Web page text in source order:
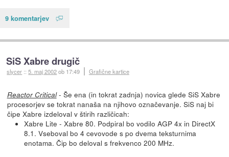
9 komentarjev
SiS Xabre drugič
slycer ::5. maj 2002ob 17:49 Grafične kartice
Reactor Critical- Še ena (in tokrat zadnja) novica glede SiS Xabre
procesorjev se tokrat nanaša na njihovo označevanje. SiS naj bi
čipe Xabre izdeloval v štirih različicah:
Xabre Lite - Xabre 80. Podpiral bo vodilo AGP 4x in DirectX
8.1. Vseboval bo 4 cevovode s po dvema teksturnima
enotama. Čip bo deloval s frekvenco 200 MHz.